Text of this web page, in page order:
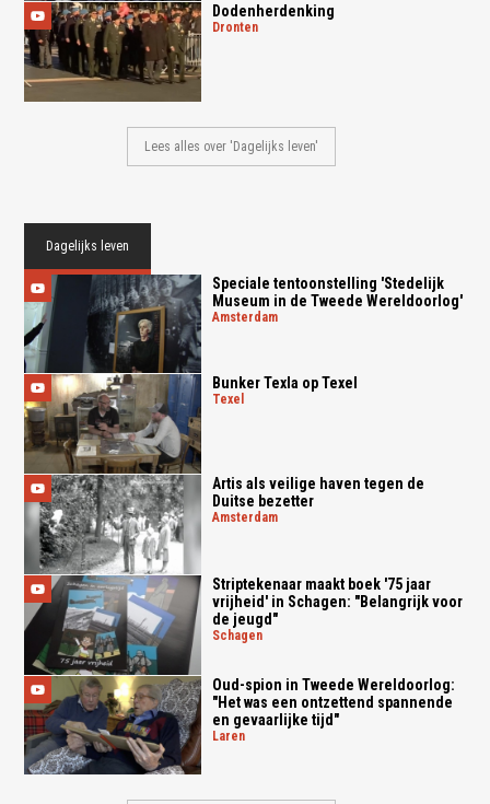
Dodenherdenking
dronten
Lees alles over 'Dagelijks leven'
Dagelijks leven
Speciale tentoonstelling 'Stedelijk
Museum in de Tweede Wereldoorlog'
amsterdam
Bunker Texla op Texel
texel
Artis als veilige haven tegen de
Duitse bezetter
amsterdam
Striptekenaar maakt boek '75 jaar
vrijheid' in Schagen: "Belangrijk voor
de jeugd"
schagen
Oud-spion in Tweede Wereldoorlog:
"Het was een ontzettend spannende
en gevaarlijke tijd"
laren